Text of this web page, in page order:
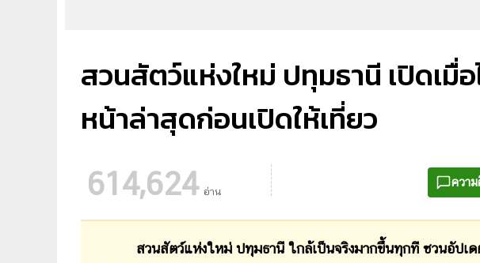
สวนสัตว์แห่งใหม่ ปทุมธานี เปิดเมื่
หน้าล่าสุดก่อนเปิดให้เที่ยว
614,624 อ่าน
ควา
สวนสัตว์แห่งใหม่ ปทุมธานี ใกล้เป็นจริงมากขึ้นทุกที ชวนอัปเด